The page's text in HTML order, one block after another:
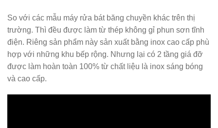
So với các mẫu máy rửa bát băng chuyền khác trên thị
trường. Thì đều được làm từ thép không gỉ phun sơn tĩnh
điện. Riêng sản phẩm này sản xuất bằng inox cao cấp phù
hợp với những khu bếp rộng. Nhưng lại có 2 tầng giá đỡ
được làm hoàn toàn 100% từ chất liệu là inox sáng bóng
và cao cấp.